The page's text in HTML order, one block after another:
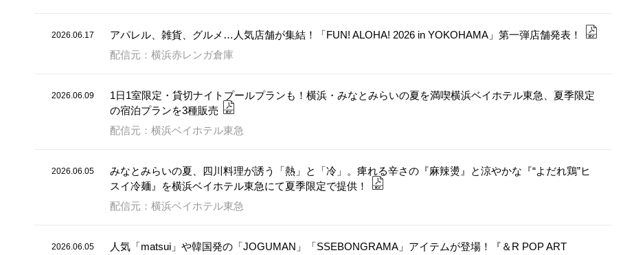
2026.06.17
アパレル、雑貨、グルメ…人気店舗が集結！「FUN! ALOHA! 2026 in YOKOHAMA」第一弾店舗発表！
配信元：横浜赤レンガ倉庫
2026.06.09
1日1室限定・貸切ナイトプールプランも！横浜・みなとみらいの夏を満喫横浜ベイホテル東急、夏季限定
の宿泊プランを3種販売
配信元：横浜ベイホテル東急
2026.06.05
みなとみらいの夏、四川料理が誘う「熱」と「冷」。痺れる辛さの『麻辣燙』と涼やかな『“よだれ鶏”ヒ
スイ冷麺』を横浜ベイホテル東急にて夏季限定で提供！
配信元：横浜ベイホテル東急
2026.06.05
人気「matsui」や韓国発の「JOGUMAN」「SSEBONGRAMA」アイテムが登場！『＆R POP ART